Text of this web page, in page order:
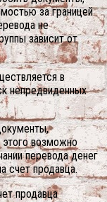
за границей
не
зависит от
в
непредвиденных
возможно
перевода денег
счет продавца.
продавца